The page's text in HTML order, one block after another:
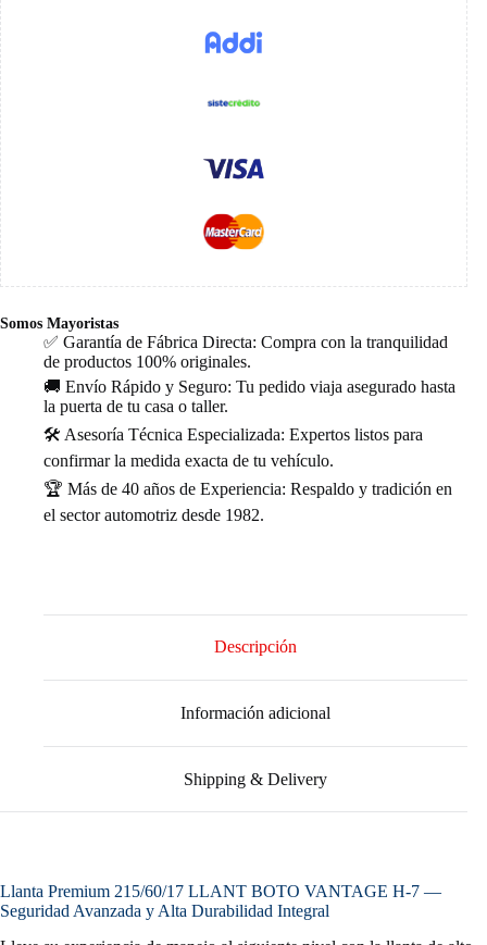
Somos Mayoristas
✅ Garantía de Fábrica Directa: Compra con la tranquilidad
de productos 100% originales.
🚚 Envío Rápido y Seguro: Tu pedido viaja asegurado hasta
la puerta de tu casa o taller.
🛠️ Asesoría Técnica Especializada: Expertos listos para
confirmar la medida exacta de tu vehículo.
🏆 Más de 40 años de Experiencia: Respaldo y tradición en
el sector automotriz desde 1982.
Descripción
Información adicional
Shipping & Delivery
Llanta Premium 215/60/17 LLANT BOTO VANTAGE H-7 —
Seguridad Avanzada y Alta Durabilidad Integral